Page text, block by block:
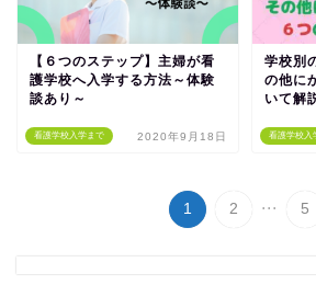
看護学校入学まで
【６つのステップ】主婦が看
護学校へ入学する方法～体験
談あり～
2020年9月18日 看護学校入
学校別
の他に
いて解
1 2 ... 5